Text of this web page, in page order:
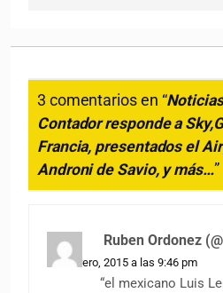
3 comentarios en “
Contador responde a
Francia, presentados el
Androni de Savio, y más…”
Ruben Ordonez
14 febrero, 2015 a las 9:46 pm
“el mexicano Luis